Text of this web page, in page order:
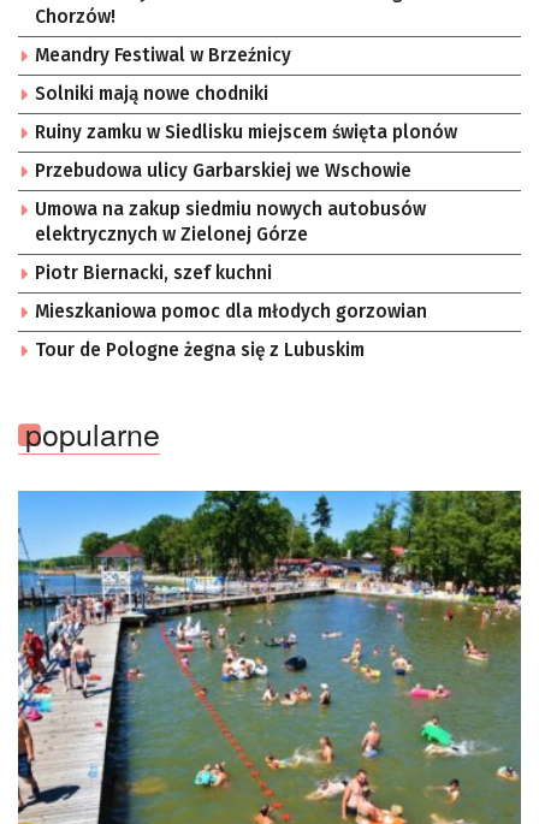
Chorzów!
Meandry Festiwal w Brzeźnicy
Solniki mają nowe chodniki
Ruiny zamku w Siedlisku miejscem święta plonów
Przebudowa ulicy Garbarskiej we Wschowie
Umowa na zakup siedmiu nowych autobusów
elektrycznych w Zielonej Górze
Piotr Biernacki, szef kuchni
Mieszkaniowa pomoc dla młodych gorzowian
Tour de Pologne żegna się z Lubuskim
popularne